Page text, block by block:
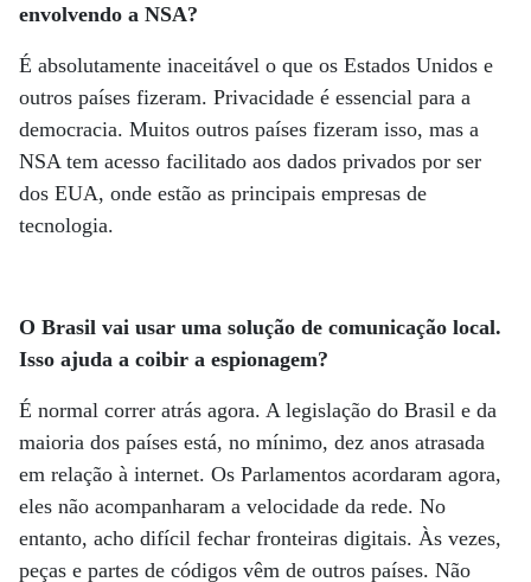
envolvendo a NSA?
É absolutamente inaceitável o que os Estados Unidos e
outros países fizeram. Privacidade é essencial para a
democracia. Muitos outros países fizeram isso, mas a
NSA tem acesso facilitado aos dados privados por ser
dos EUA, onde estão as principais empresas de
tecnologia.
O Brasil vai usar uma solução de comunicação local.
Isso ajuda a coibir a espionagem?
É normal correr atrás agora. A legislação do Brasil e da
maioria dos países está, no mínimo, dez anos atrasada
em relação à internet. Os Parlamentos acordaram agora,
eles não acompanharam a velocidade da rede. No
entanto, acho difícil fechar fronteiras digitais. Às vezes,
peças e partes de códigos vêm de outros países. Não